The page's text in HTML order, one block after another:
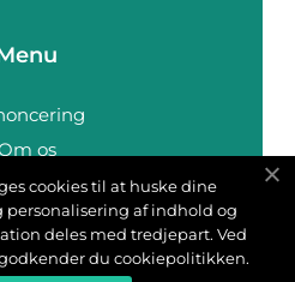
os
os
cookies til at huske dine
af indhold og
deles med tredjepart. Ved
du cookiepolitikken.